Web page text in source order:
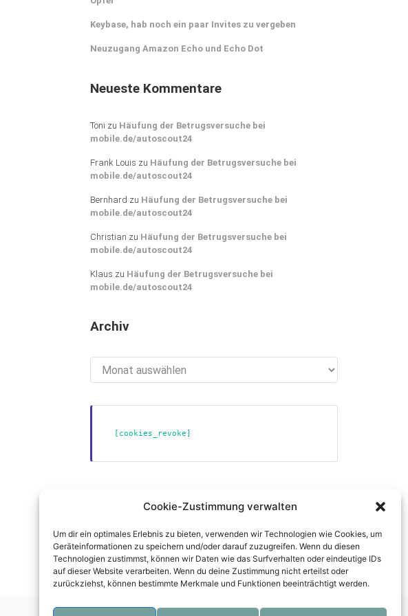
Cookie-Zustimmung verwalten
Um dir ein optimales Erlebnis zu bieten, verwenden wir Technologien wie Cookies, um
Geräteinformationen zu speichern und/oder darauf zuzugreifen. Wenn du diesen
Technologien zustimmst, können wir Daten wie das Surfverhalten oder eindeutige IDs
auf dieser Website verarbeiten. Wenn du deine Zustimmung nicht erteilst oder
zurückziehst, können bestimmte Merkmale und Funktionen beeinträchtigt werden.
Keybase, hab noch ein paar Invites zu vergeben
Neuzugang Amazon Echo und Echo Dot
Neueste Kommentare
Toni zu Häufung der Betrugsversuche bei
mobile.de/autoscout24
Frank Louis zu Häufung der Betrugsversuche bei
mobile.de/autoscout24
Bernhard zu Häufung der Betrugsversuche bei
mobile.de/autoscout24
Christian zu Häufung der Betrugsversuche bei
mobile.de/autoscout24
Klaus zu Häufung der Betrugsversuche bei
mobile.de/autoscout24
Archiv
[cookies_revoke]
Datenschutzerklärung
Impressum